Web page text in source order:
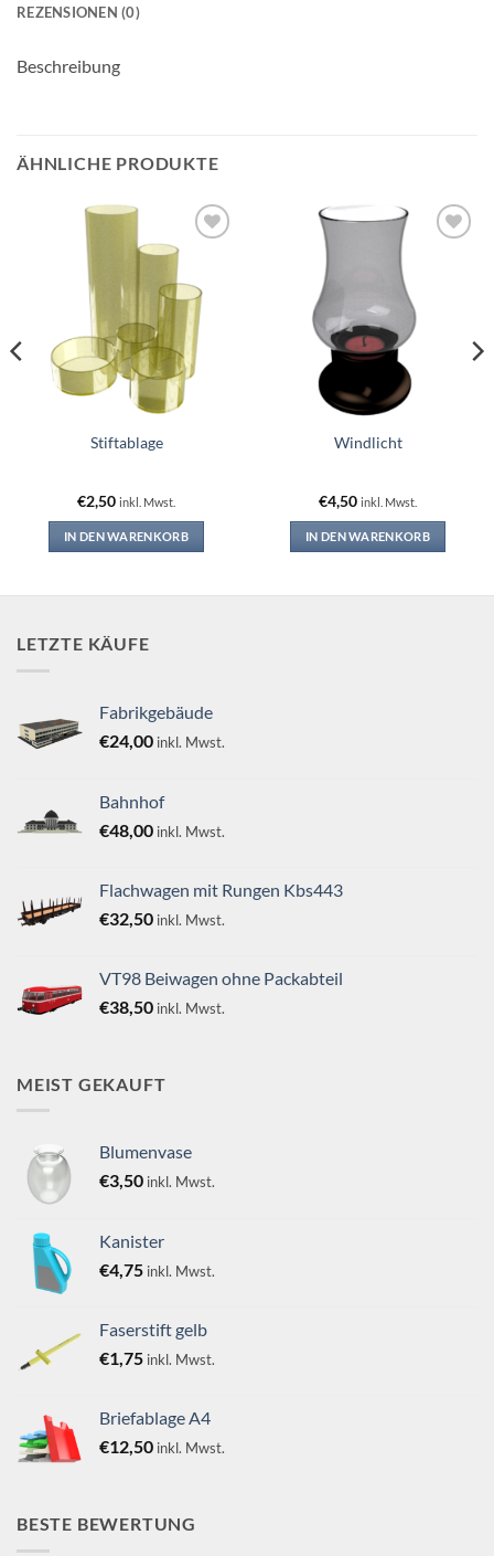
REZENSIONEN (0)
Beschreibung
ÄHNLICHE PRODUKTE
Stiftablage
€2,50 inkl. Mwst.
IN DEN WARENKORB
Windlicht
€4,50 inkl. Mwst.
IN DEN WARENKORB
LETZTE KÄUFE
Fabrikgebäude
€24,00 inkl. Mwst.
Bahnhof
€48,00 inkl. Mwst.
Flachwagen mit Rungen Kbs443
€32,50 inkl. Mwst.
VT98 Beiwagen ohne Packabteil
€38,50 inkl. Mwst.
MEIST GEKAUFT
Blumenvase
€3,50 inkl. Mwst.
Kanister
€4,75 inkl. Mwst.
Faserstift gelb
€1,75 inkl. Mwst.
Briefablage A4
€12,50 inkl. Mwst.
BESTE BEWERTUNG